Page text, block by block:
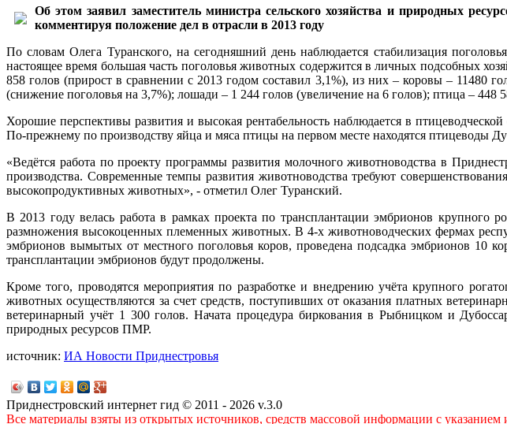
Об этом заявил заместитель министра сельского хозяйства и природных
комментируя положение дел в отрасли в 2013 году
По словам Олега Туранского, на сегодняшний день наблюдается стабилизация
настоящее время большая часть поголовья животных содержится в личных подсобных
858 голов (прирост в сравнении с 2013 годом составил 3,1%), из них – коровы – 11480
(снижение поголовья на 3,7%); лошади – 1 244 голов (увеличение на 6 голов); птица –
Хорошие перспективы развития и высокая рентабельность наблюдается в
По-прежнему по производству яйца и мяса птицы на первом месте находятся птицеводы
«Ведётся работа по проекту программы развития молочного животноводства в
производства. Современные темпы развития животноводства требуют
высокопродуктивных животных», - отметил Олег Туранский.
В 2013 году велась работа в рамках проекта по трансплантации эмбрионов крупного
размножения высокоценных племенных животных. В 4-х животноводческих фермах
эмбрионов вымытых от местного поголовья коров, проведена подсадка эмбрионов 10
трансплантации эмбрионов будут продолжены.
Кроме того, проводятся мероприятия по разработке и внедрению учёта крупного
животных осуществляются за счет средств, поступивших от оказания платных
ветеринарный учёт 1 300 голов. Начата процедура биркования в Рыбницком и
природных ресурсов ПМР.
источник: ИА Новости Приднестровья
Приднестровский интернет гид © 2011 - 2026 v.3.0
Все материалы взяты из открытых источников, средств массовой информации с указанием